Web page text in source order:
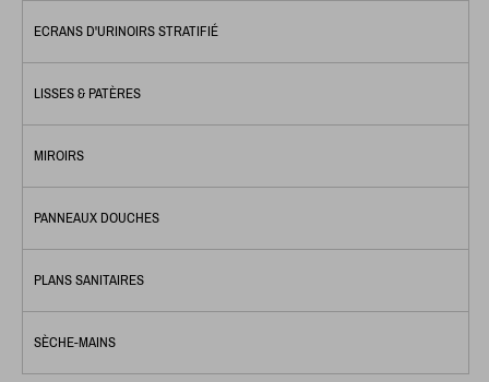
ECRANS D'URINOIRS STRATIFIÉ
LISSES & PATÈRES
MIROIRS
PANNEAUX DOUCHES
PLANS SANITAIRES
SÈCHE-MAINS